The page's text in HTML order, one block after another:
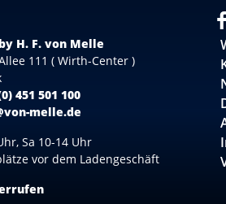
H. F. von Melle
111 ( Wirth-Center )
451 501 100
melle.de
Sa 10-14 Uhr
vor dem Ladengeschäft